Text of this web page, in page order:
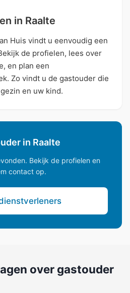
in Raalte
Huis vindt u eenvoudig een
de profielen, lees over
en plan een
Zo vindt u de gastouder die
en uw kind.
in Raalte
Bekijk de profielen en
contact op.
over gastouder